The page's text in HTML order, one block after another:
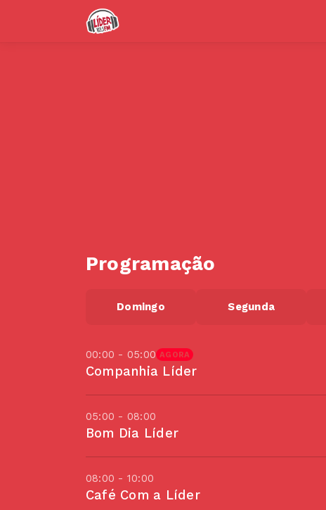
Programação
Domingo Segunda
00:00 - 05:00 AGORA
Companhia Líder
05:00 - 08:00
Bom Dia Líder
08:00 - 10:00
Café Com a Líder